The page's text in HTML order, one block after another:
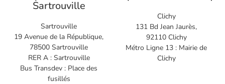
Sartrouville
Sartrouville
19 Avenue de la République,
78500 Sartrouville
RER A : Sartrouville
Bus Transdev : Place des
fusillés
Clichy
131 Bd Jean Jaurès,
92110 Clichy
Métro Ligne 13 : Mairie de
Clichy